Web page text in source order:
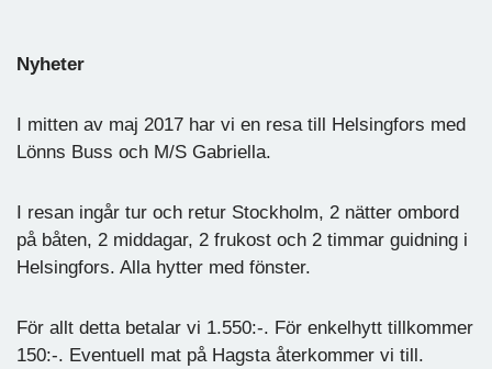
Nyheter
I mitten av maj 2017 har vi en resa till Helsingfors med
Lönns Buss och M/S Gabriella.
I resan ingår tur och retur Stockholm, 2 nätter ombord
på båten, 2 middagar, 2 frukost och 2 timmar guidning i
Helsingfors. Alla hytter med fönster.
För allt detta betalar vi 1.550:-. För enkelhytt tillkommer
150:-. Eventuell mat på Hagsta återkommer vi till.